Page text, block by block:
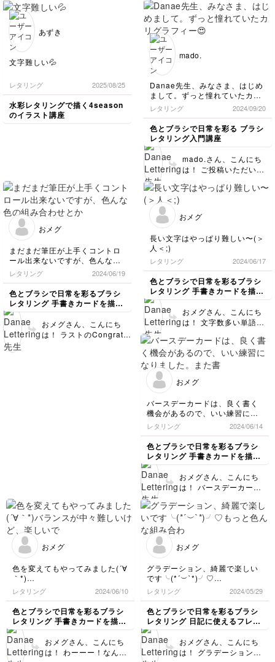
ごくいいと思います✨
あずき
文字難しい💦
レタリング 2025/08/25
水彩レタリングで描く4season
のイラスト講座
mado.
Danae先生、みなさま、はじめ
まして。ずっと憧れていたカリ
グラフィー😍コツコツ練習し
て、サラサラっと描けるように
なりたいです！
先生の描く文字、素敵です💓ど
うぞよろしくおねがいします🙇
レタリング 2024/09/20
色とブラシで日常を彩る ブラシ
レタリング入門講座
mado.さん、こんにち
は！ ご投稿いただいて
お返事になってしまい、
えていただきありがとう
からないことや、お困り
ら、お気軽にご質問くだ
さいね💛 引き続きよろ
しくお願いいたします。
Danae
おメグ
まだまだ筆圧が上手くコントロ
ール出来ないですが、色んな色
の組み合わせとか装飾を考えな
がら書くのが楽しかったです
╰(*´︶`*)╯♡
レタリング 2024/06/19
色とブラシで日常を彩るブラシ
レタリング 手書きカードを描い
てみよう
おメグさん、こんにち
は！ ラストのCongrats
んだ文字やフレーズをた
くさん活用していただけ
ると嬉しいです！
おメグ
長い文字はやっぱり難しい〜(＞
人＜;)
レタリング 2024/06/17
色とブラシで日常を彩るブラシ
レタリング 手書きカードを描い
てみよう
おメグさん、こんにち
は！ 文字数多い単語の
レイに この
Congratulationsはちょ
っと難易度高めですよね
入れされたものも素敵で
は文字間が一定で美しい
です～😍
おメグ
バースデーカードは、良く書く
機会があるので、いい練習にな
りました。
また書く楽しみが増えました(*
´∀`)♪
レタリング 2024/06/14
色とブラシで日常を彩るブラシ
レタリング 手書きカードを描い
てみよう
おメグさん、こんにち
は！ バースデーカード
同じ書体なのに用紙別に
描いていただくだけて雰
囲気がガラリと変わって
ゴールドペンの装飾もバ
おメグ
色を変えてもやってみました(´∀
｀*)
バランスが中々難しいけど、楽
しいです╰(*´︶`*)╯♡
レタリング 2024/06/10
色とブラシで日常を彩るブラシ
レタリング 手書きカードを描い
てみよう
おメグさん、こんにち
は！ わーーー！なんて
おメグ
グラデーション、綺麗で楽しい
です╰(*´︶`*)╯♡
もっと色んな組み合わせで書い
てみたくなりました⭐︎
レタリング 2024/05/29
色とブラシで日常を彩るブラシ
レタリング 日記に使えるフレー
ズを書こう
おメグさん、こんにち
は！ グラデーション練